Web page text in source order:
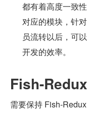
都有着高度一致
对应的模块，针
员流转以后，可
开发的效率。
Fish-
需要保持 Fish-